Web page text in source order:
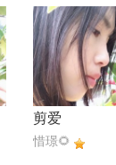
剪爱
惜璟🌻